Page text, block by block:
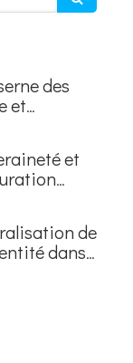
des
et
et
de
dans